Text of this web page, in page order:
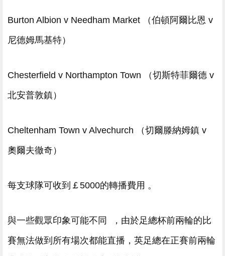
Burton Albion v Needham Market （伯頓阿爾比恩 v
尼德姆馬基特）
Chesterfield v Northampton Town （切斯特菲爾德 v
北安普敦鎮）
Cheltenham Town v Alvechurch （切爾滕納姆鎮 v
奧爾夫徹奇）
每支球隊可收到￡5000的轉播費用 。
與一些觀眾印象可能不同 ，由於足總杯前兩輪的比
賽無法做到所有場次都能直播，英足總在正賽前兩輪